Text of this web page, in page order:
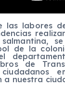
las labores
de la
de
a nuestra